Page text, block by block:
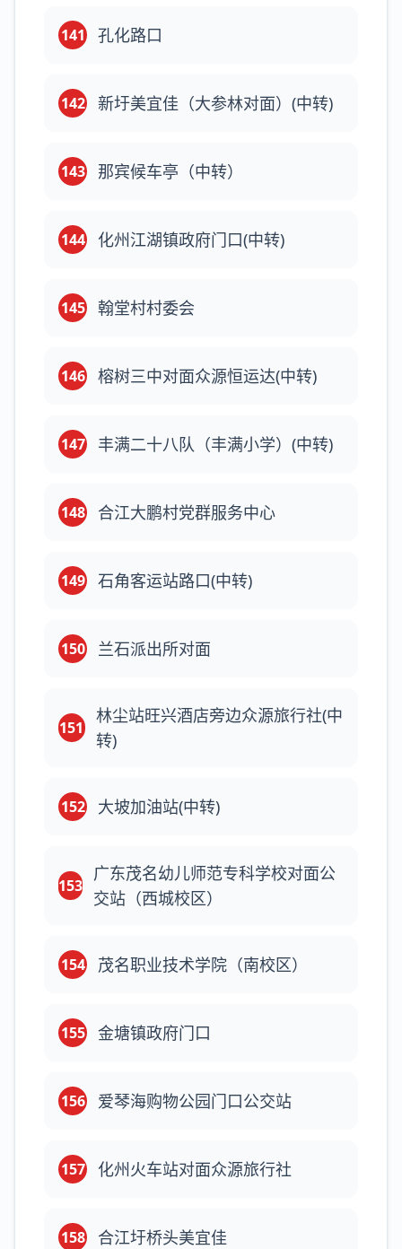
141 孔化路口
142 新圩美宜佳（大参林对面）(中转)
143 那宾候车亭（中转）
144 化州江湖镇政府门口(中转)
145 翰堂村村委会
146 榕树三中对面众源恒运达(中转)
147 丰满二十八队（丰满小学）(中转)
148 合江大鹏村党群服务中心
149 石角客运站路口(中转)
150 兰石派出所对面
151
林尘站旺兴酒店旁边众源旅行社(中
转)
152 大坡加油站(中转)
153
广东茂名幼儿师范专科学校对面公
交站（西城校区）
154 茂名职业技术学院（南校区）
155 金塘镇政府门口
156 爱琴海购物公园门口公交站
157 化州火车站对面众源旅行社
158 合江圩桥头美宜佳